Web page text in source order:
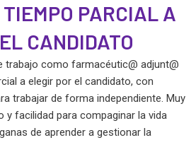
PARCIAL A
CANDIDATO
trabajo como farmacéutic@ adjunt@
a elegir por el candidato, con
trabajar de forma independiente. Muy
y facilidad para compaginar la vida
de aprender a gestionar la